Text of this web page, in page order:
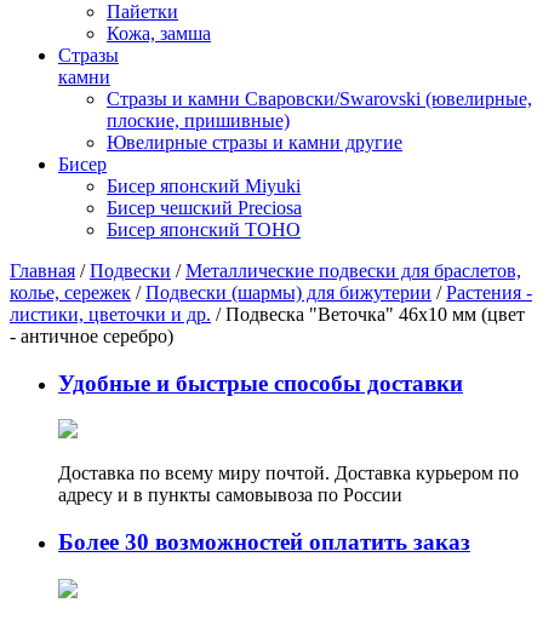
Пайетки
Кожа, замша
Стразы
камни
Стразы и камни Сваровски/Swarovski (ювелирные,
плоские, пришивные)
Ювелирные стразы и камни другие
Бисер
Бисер японский Miyuki
Бисер чешский Preciosa
Бисер японский TOHO
Главная /Подвески /Металлические подвески для браслетов,
колье, сережек /Подвески (шармы) для бижутерии /Растения -
листики, цветочки и др. / Подвеска "Веточка" 46х10 мм (цвет
- античное серебро)
Удобные и быстрые способы доставки
Доставка по всему миру почтой. Доставка курьером по
адресу и в пункты самовывоза по России
Более 30 возможностей оплатить заказ